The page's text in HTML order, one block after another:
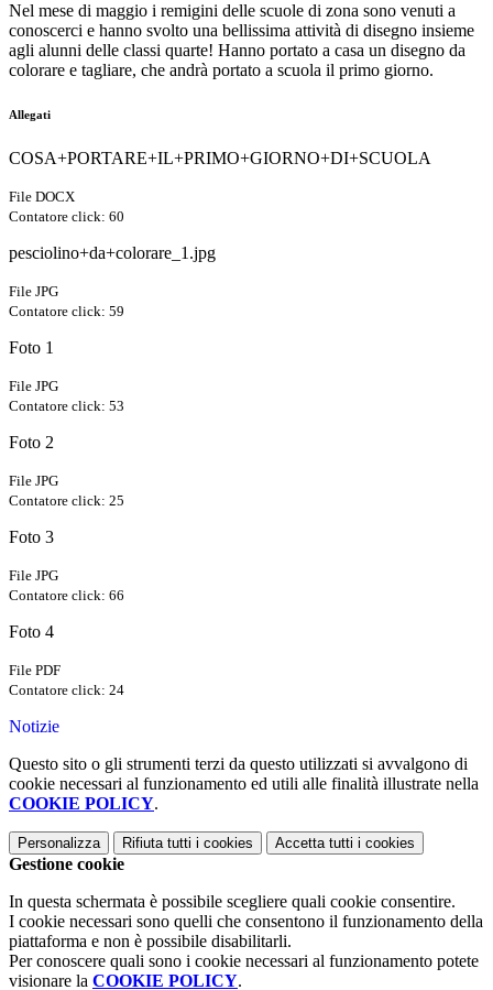
Nel mese di maggio i remigini delle scuole di zona sono venuti a
conoscerci e hanno svolto una bellissima attività di disegno insieme
agli alunni delle classi quarte! Hanno portato a casa un disegno da
colorare e tagliare, che andrà portato a scuola il primo giorno.
Allegati
COSA+PORTARE+IL+PRIMO+GIORNO+DI+SCUOLA
File DOCX
Contatore click: 60
pesciolino+da+colorare_1.jpg
File JPG
Contatore click: 59
Foto 1
File JPG
Contatore click: 53
Foto 2
File JPG
Contatore click: 25
Foto 3
File JPG
Contatore click: 66
Foto 4
File PDF
Contatore click: 24
Notizie
Questo sito o gli strumenti terzi da questo utilizzati si avvalgono di
cookie necessari al funzionamento ed utili alle finalità illustrate nella
COOKIE POLICY.
Personalizza Rifiuta tutti i cookies Accetta tutti i cookies
Gestione cookie
In questa schermata è possibile scegliere quali cookie consentire.
I cookie necessari sono quelli che consentono il funzionamento della
piattaforma e non è possibile disabilitarli.
Per conoscere quali sono i cookie necessari al funzionamento potete
visionare la COOKIE POLICY.